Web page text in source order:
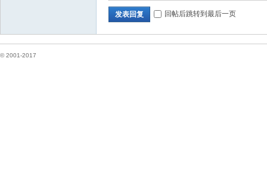
发表回复 回帖后跳转到最后一页
© 2001-2017